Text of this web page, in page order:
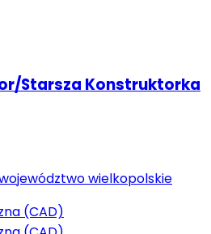
Starsza Konstruktorka
wielkopolskie
(CAD)